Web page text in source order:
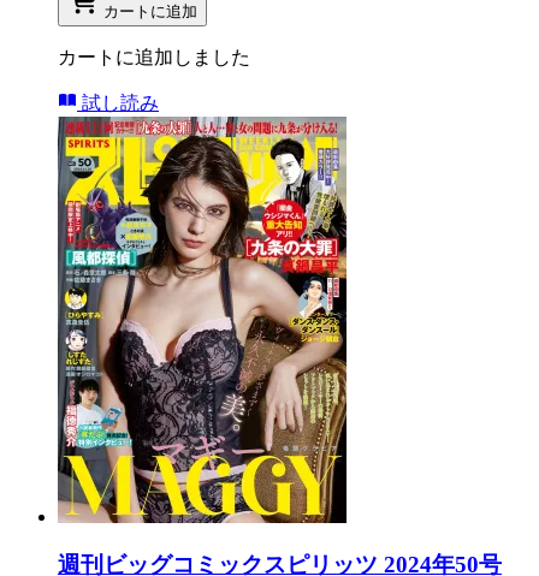
カートに追加
カートに追加しました
試し読み
週刊ビッグコミックスピリッツ 2024年50号